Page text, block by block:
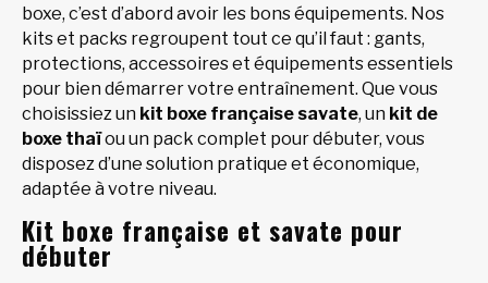
boxe, c’est d’abord avoir les bons équipements. Nos
kits et packs regroupent tout ce qu’il faut : gants,
protections, accessoires et équipements essentiels
pour bien démarrer votre entraînement. Que vous
choisissiez un kit boxe française savate, un kit de
boxe thaïou un pack complet pour débuter, vous
disposez d’une solution pratique et économique,
adaptée à votre niveau.
Kit boxe française et savate pour
débuter